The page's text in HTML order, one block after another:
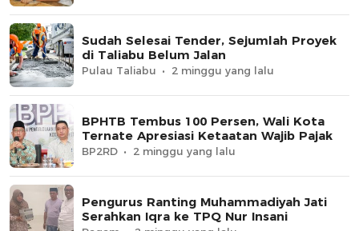
Sudah Selesai Tender, Sejumlah Proyek
di Taliabu Belum Jalan
Pulau Taliabu 2 minggu yang lalu
BPHTB Tembus 100 Persen, Wali Kota
Ternate Apresiasi Ketaatan Wajib Pajak
BP2RD 2 minggu yang lalu
Pengurus Ranting Muhammadiyah Jati
Serahkan Iqra ke TPQ Nur Insani